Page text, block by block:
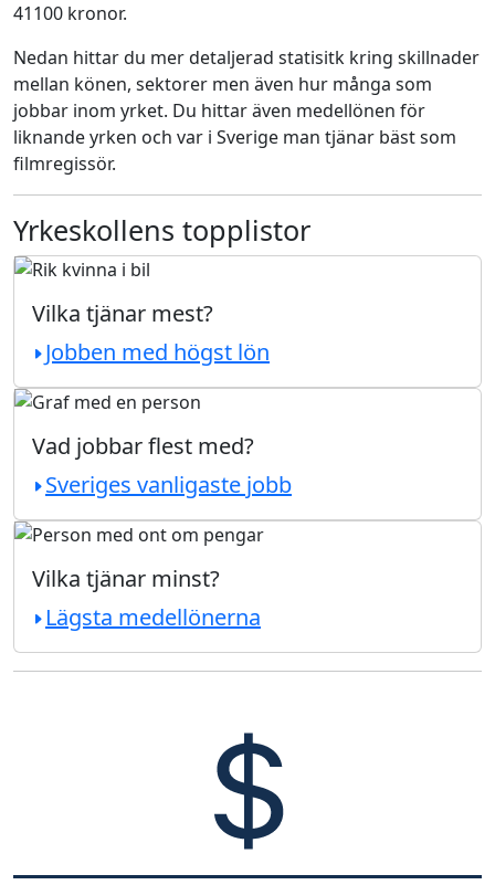
41100 kronor.
Nedan hittar du mer detaljerad statisitk kring skillnader
mellan könen, sektorer men även hur många som
jobbar inom yrket. Du hittar även medellönen för
liknande yrken och var i Sverige man tjänar bäst som
filmregissör.
Yrkeskollens topplistor
Vilka tjänar mest?
Jobben med högst lön
Vad jobbar flest med?
Sveriges vanligaste jobb
Vilka tjänar minst?
Lägsta medellönerna